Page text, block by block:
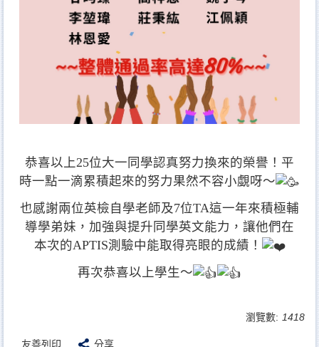
恭喜以上25位大一同學認真努力換來的榮譽！平
時一點一滴累積起來的努力果然不容小覷呀～
也感謝兩位英檢自學老師及7位TA這一年來積極輔
導學弟妹，加強與提升同學英文能力，讓他們在
本次的APTIS測驗中能取得亮眼的成績！
再次恭喜以上學生～
瀏覽數: 1418
友善列印 分享